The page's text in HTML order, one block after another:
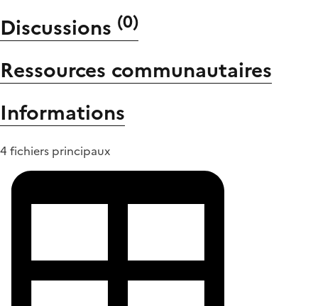
Discussions (0)
Ressources communautaires
Informations
4 fichiers principaux